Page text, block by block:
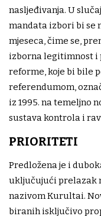
nasljeđivanja. U
mandata izbori bi se
mjeseca, čime se,
izborna legitimnost i
reforme, koje bi bile
referendumom,
iz 1995. na temeljno
sustava kontrola i
PRIORITETI
Predložena je i
uključujući prelazak
nazivom Kurultai.
biranih isključivo